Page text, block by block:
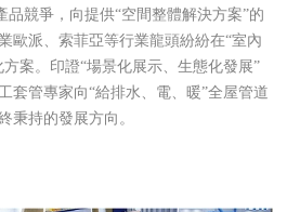
品競爭，向提供“空間整體解決方案”的
歐派、索菲亞等行業龍頭紛紛在“室內
案。印證“場景化展示、生態化發展”
套管專家向“給排水、電、暖”全屋管道
秉持的發展方向。